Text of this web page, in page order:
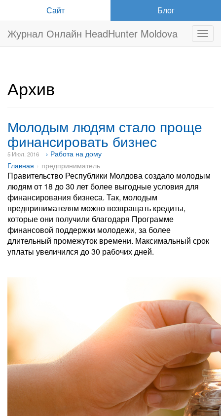
Сайт Блог
Журнал Онлайн HeadHunter Moldova
Архив
Молодым людям стало проще
финансировать бизнес
5 Июл. 2016
› Работа на дому
Главная
предприниматель
Правительство Республики Молдова создало молодым
людям от 18 до 30 лет более выгодные условия для
финансирования бизнеса. Так, молодым
предпринимателям можно возвращать кредиты,
которые они получили благодаря Программе
финансовой поддержки молодежи, за более
длительный промежуток времени. Максимальный срок
уплаты увеличился до 30 рабочих дней.